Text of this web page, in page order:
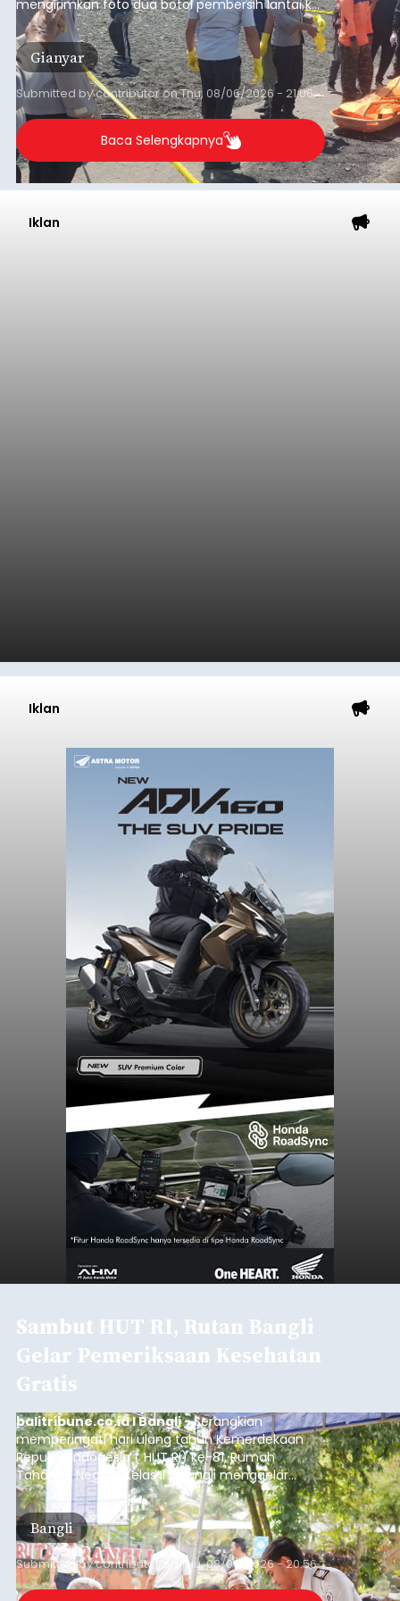
mengirimkan foto dua botol pembersih lantai ke
istrinya.
Gianyar
Submitted bycontributoronThu, 08/06/2026 - 21:06
Baca Selengkapnya
Iklan
Iklan
Sambut HUT RI, Rutan Bangli
Gelar Pemeriksaan Kesehatan
Gratis
balitribune.co.id I Bangli -Serangkian
memperingati hari ulang tahun Kemerdekaan
Republik Indonesia ( HUT RI) ke-81, Rumah
Tahanan Negara Kelas II B Bangli menggelar
kegiatan pemeriksaan kesehatan gratis, Rabu
(6/8/2026).
Bangli
Submitted bycontributor Thu, 08/06/2026 - 20:56